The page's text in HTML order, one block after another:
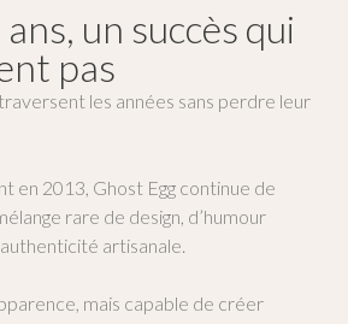
un succès qui
pas
les années sans perdre leur
en 2013, Ghost Egg continue de
rare de design, d’humour
artisanale.
mais capable de créer